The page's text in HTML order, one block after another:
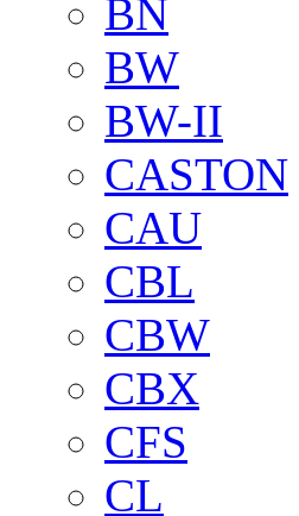
BN
BW
BW-II
CASTON
CAU
CBL
CBW
CBX
CFS
CL